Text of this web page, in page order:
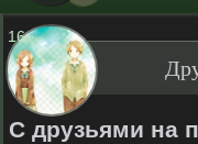
16+
С друзьями на